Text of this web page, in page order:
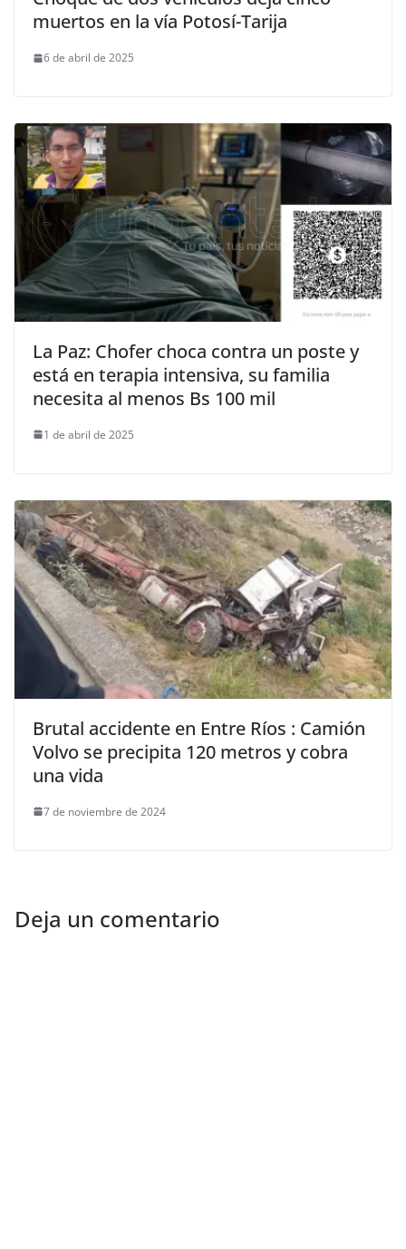
muertos en la vía Potosí-Tarija
6 de abril de 2025
La Paz: Chofer choca contra un poste y
está en terapia intensiva, su familia
necesita al menos Bs 100 mil
1 de abril de 2025
Brutal accidente en Entre Ríos : Camión
Volvo se precipita 120 metros y cobra
una vida
7 de noviembre de 2024
Deja un comentario